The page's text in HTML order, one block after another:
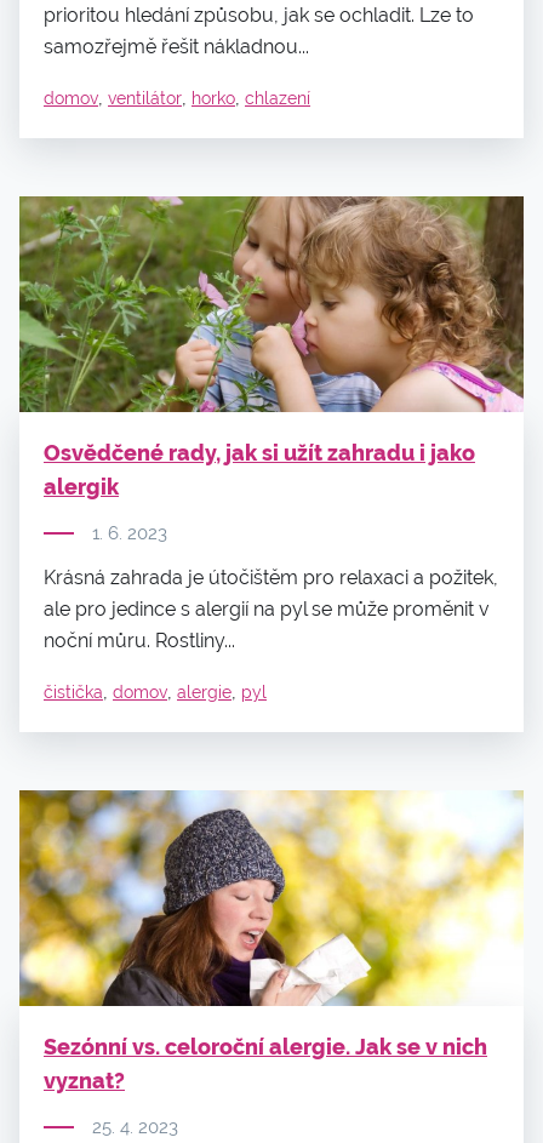
prioritou hledání způsobu, jak se ochladit. Lze to
samozřejmě řešit nákladnou...
domov ventilátor horko chlazení
Osvědčené rady, jak si užít zahradu i jako
alergik
1. 6. 2023
Krásná zahrada je útočištěm pro relaxaci a požitek,
ale pro jedince s alergií na pyl se může proměnit v
noční můru. Rostliny...
čistička domov alergie pyl
Sezónní vs. celoroční alergie. Jak se v nich
vyznat?
25. 4. 2023